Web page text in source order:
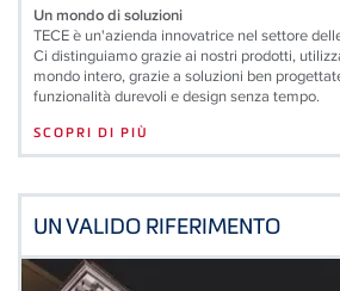
Un mondo di soluzioni
TECE è un'azienda innovatrice nel settore
Ci distinguiamo grazie ai nostri prodotti,
mondo intero, grazie a soluzioni ben
funzionalità durevoli e design senza tempo.
SCOPRI DI PIÙ
UN VALIDO RIFERIMENTO